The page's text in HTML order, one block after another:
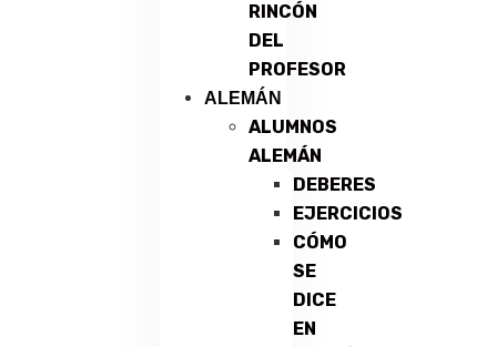
RINCÓN
DEL
PROFESOR
ALEMÁN
ALUMNOS
ALEMÁN
DEBERES
EJERCICIOS
CÓMO
SE
DICE
EN